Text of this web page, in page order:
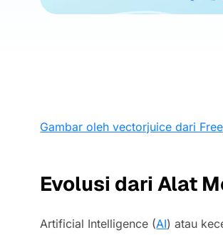
Gambar oleh vectorjuice dari
Evolusi dari Alat
Artificial Intelligence (AI) atau